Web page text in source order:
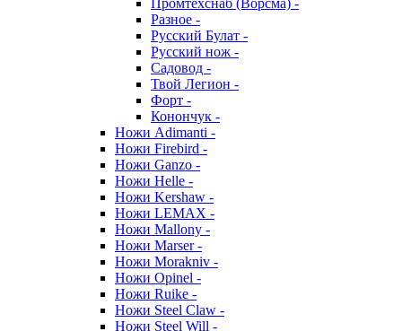
Промтехснаб (Ворсма) -
Разное -
Русский Булат -
Русский нож -
Садовод -
Твой Легион -
Форт -
Конончук -
Ножи Adimanti -
Ножи Firebird -
Ножи Ganzo -
Ножи Helle -
Ножи Kershaw -
Ножи LEMAX -
Ножи Mallony -
Ножи Marser -
Ножи Morakniv -
Ножи Opinel -
Ножи Ruike -
Ножи Steel Claw -
Ножи Steel Will -